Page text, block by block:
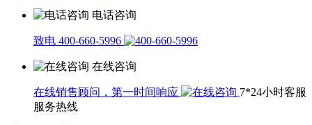
电话咨询
致电 400-660-5996
在线咨询
在线销售顾问，第一时间响应
7*24小时客服
服务热线